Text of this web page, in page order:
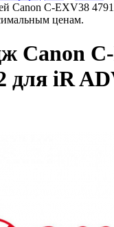
Canon C-EXV38
ценам.
Canon
для iR